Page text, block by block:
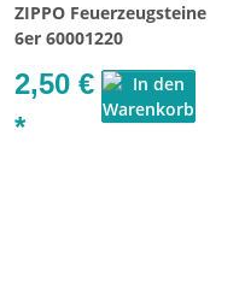
ZIPPO Feuerzeugsteine
6er 60001220
2,50 €
*